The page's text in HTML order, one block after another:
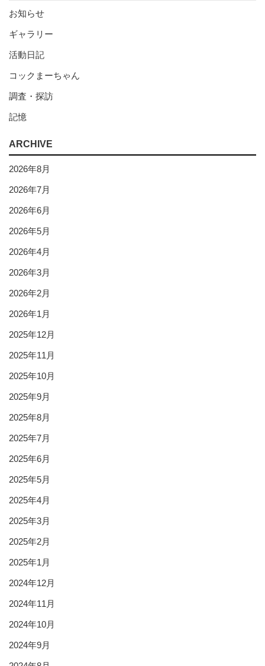
お知らせ
ギャラリー
活動日記
コックまーちゃん
調査・探訪
記憶
ARCHIVE
2026年8月
2026年7月
2026年6月
2026年5月
2026年4月
2026年3月
2026年2月
2026年1月
2025年12月
2025年11月
2025年10月
2025年9月
2025年8月
2025年7月
2025年6月
2025年5月
2025年4月
2025年3月
2025年2月
2025年1月
2024年12月
2024年11月
2024年10月
2024年9月